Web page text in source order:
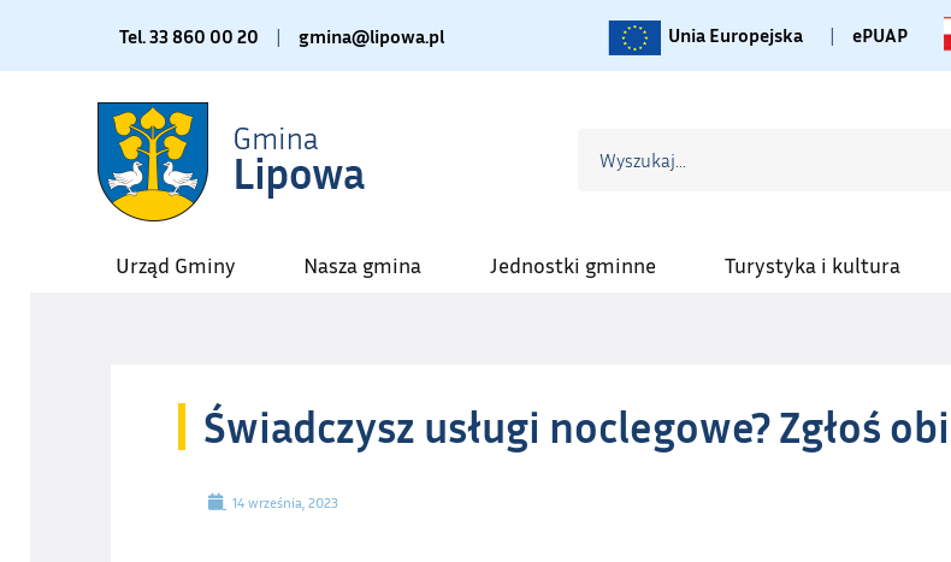
Tel. 33 860 00 20 | gmina@lipowa.pl Unia Europejska | ePUAP
Urząd Gminy Nasza gmina Jednostki gminne Turystyka i kultura
Świadczysz usługi noclegowe? Zgłoś
14 września, 2023